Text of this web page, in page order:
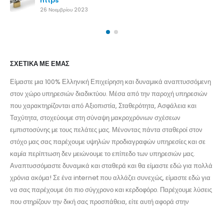
Είμαστε μια 100% Ελληνική Επιχείρηση και δυναμικά αναπτυσσόμενη
που χαρακτηρίζονται από Αξιοπιστία, Σταθερότητα, Ασφάλεια και
στόχο μας σας παρέχουμε υψηλών προδιαγραφών υπηρεσίες και σε
καμία περίπτωση δεν μειώνουμε το επίπεδο των υπηρεσιών μας.
Αναπτυσσόμαστε δυναμικά και σταθερά και θα είμαστε εδώ για πολλά
χρόνια ακόμα! Σε ένα internet που αλλάζει συνεχώς, είμαστε εδώ για
να σας παρέχουμε ότι πιο σύγχρονο και κερδοφόρο. Παρέχουμε λύσεις
που στηρίζουν την δική σας προσπάθεια, είτε αυτή αφορά στην
φιλοξενία ενός μεγάλου ηλεκτρονικού καταστήματος, είτε μίας
προσωπικής ιστοσελίδας.
Internet Services